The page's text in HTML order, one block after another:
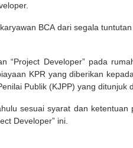
BCA dari segala
Developer” pada
KPR yang diberikan
Publik (KJPP) yang ditunjuk
sesuai syarat dan
Developer” ini.